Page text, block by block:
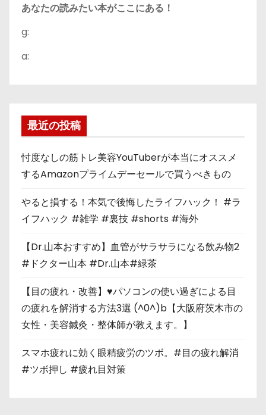
あなたの読みたい本がここにある！
g:
a:
最近の投稿
忖度なしの筋トレ美容YouTuberが本当にオススメ
するAmazonプライムデーセールで買うべきもの
やると損する！本気で後悔したライフハック！ #ラ
イフハック #雑学 #裏技 #shorts #海外
【Dr.山本おすすめ】血管がサラサラになる飲み物2
#ドクター山本 #Dr.山本#緑茶
【目の疲れ・改善】♥パソコンの使い過ぎによる目
の疲れを解消する方法3選 (^0^)b【大阪府茨木市の
女性・美容鍼灸・整体師が教えます。】
スマホ疲れに効く眼精疲労のツボ。#目の疲れ解消
#ツボ押し #疲れ目対策